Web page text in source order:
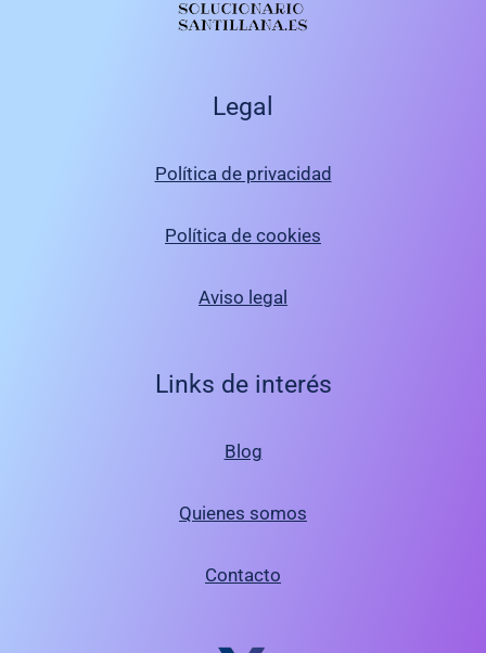
Legal
Política de privacidad
Política de cookies
Aviso legal
Links de interés
Blog
Quienes somos
Contacto